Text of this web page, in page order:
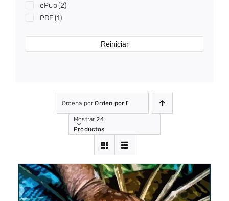
ePub(2)
PDF(1)
Reiniciar
Ordena porOrden por Defecto
Mostrar24
Productos